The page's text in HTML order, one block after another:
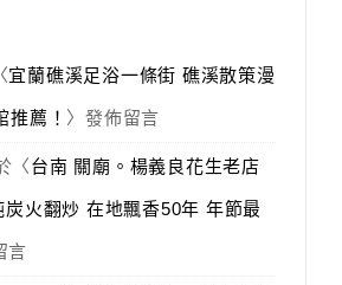
宜蘭礁溪足浴一條街 礁溪散策漫
推薦！ 〉發佈留言
〈台南 關廟。楊義良花生老店
火翻炒 在地飄香50年 年節最
言